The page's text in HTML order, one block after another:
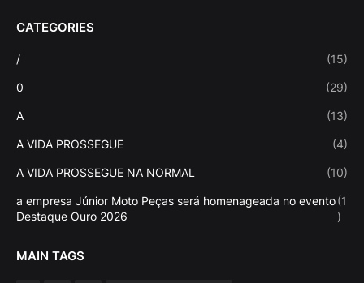
CATEGORIES
/ (15)
0 (29)
A (13)
A VIDA PROSSEGUE (4)
A VIDA PROSSEGUE NA NORMAL (10)
a empresa Júnior Moto Peças será homenageada no evento
Destaque Ouro 2026
(1
)
MAIN TAGS